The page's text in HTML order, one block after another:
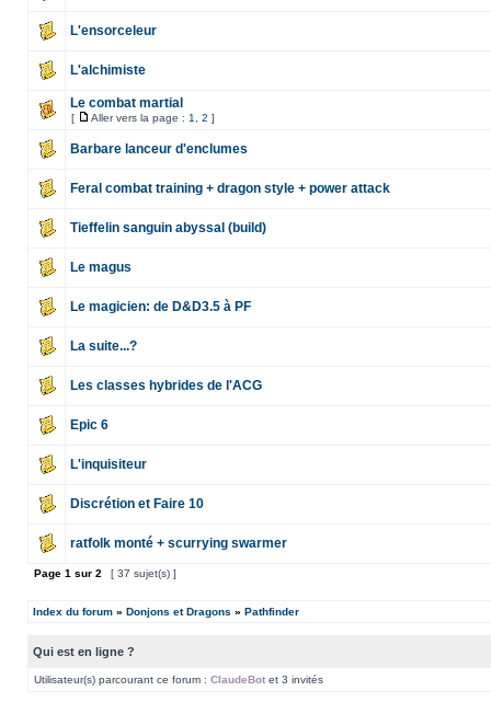
L'ensorceleur
L'alchimiste
Le combat martial
[ Aller vers la page : 1 2 ]
Barbare lanceur d'enclumes
Feral combat training + dragon style + power attack
Tieffelin sanguin abyssal (build)
Le magus
Le magicien: de D&D3.5 à PF
La suite...?
Les classes hybrides de l'ACG
Epic 6
L'inquisiteur
Discrétion et Faire 10
ratfolk monté + scurrying swarmer
Page 1 sur 2 [ 37 sujet(s) ]
Index du forum » Donjons et Dragons » Pathfinder
Qui est en ligne ?
Utilisateur(s) parcourant ce forum : ClaudeBot et 3 invités